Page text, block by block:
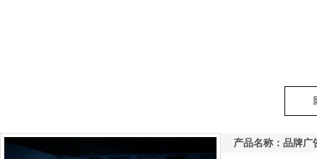
产品名称：品牌广